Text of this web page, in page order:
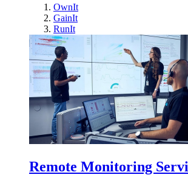
OwnIt
GainIt
RunIt
Remote Monitoring